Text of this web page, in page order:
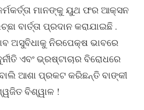
ମାନଙ୍କୁ ୟୁଥ ଫର ଆକ୍ସନ
ବାର୍ତ୍ତା ପ୍ରଦାନ କରାଯାଇଛି .
ଅସୁବିଧାକୁ ନିରପେକ୍ଷ ଭାବରେ
ଏବଂ ଭ୍ରଷ୍ଟାଚାର ବିରୋଧରେ
ଆଶା ପ୍ରକଟ କରିଛନ୍ତି ବାଙ୍କୀ
ବିଶ୍ୱାଳ !